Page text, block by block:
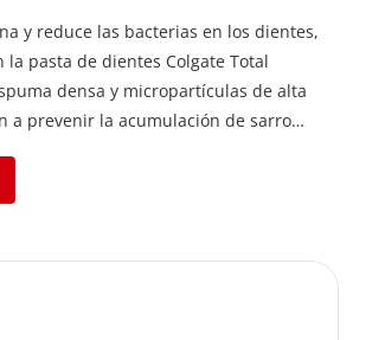
y reduce las bacterias en los dientes,
la pasta de dientes Colgate Total
densa y micropartículas de alta
a prevenir la acumulación de sarro